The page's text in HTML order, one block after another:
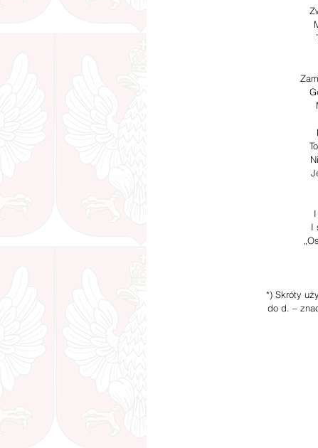
I
*) Skróty
do d. –